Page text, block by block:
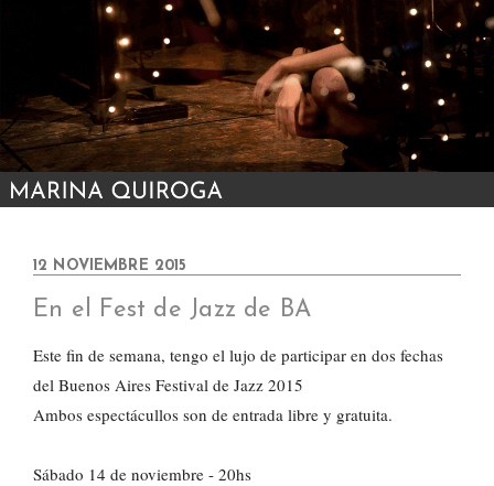
12 NOVIEMBRE 2015
En el Fest de Jazz de BA
Este fin de semana, tengo el lujo de participar en dos fechas
del Buenos Aires Festival de Jazz 2015
Ambos espectácullos son de entrada libre y gratuita.
Sábado 14 de noviembre - 20hs